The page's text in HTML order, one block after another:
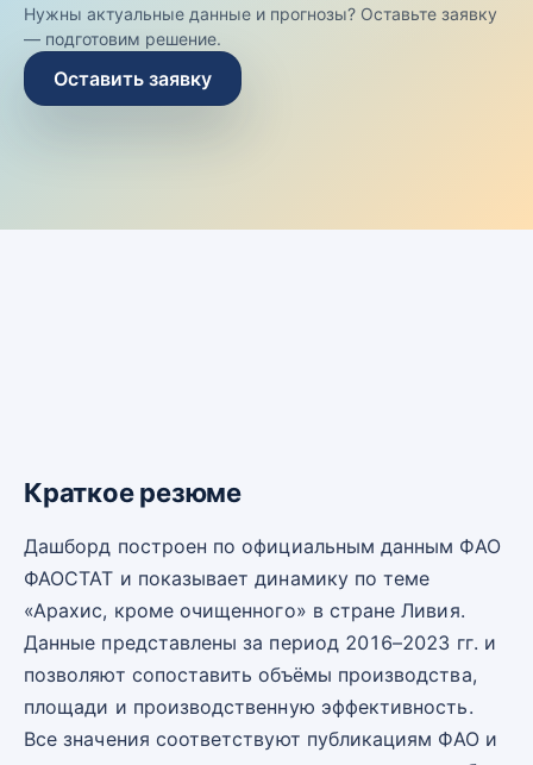
Нужны актуальные данные и прогнозы? Оставьте заявку
— подготовим решение.
Оставить заявку
Краткое резюме
Дашборд построен по официальным данным ФАО
ФАОСТАТ и показывает динамику по теме
«Арахис, кроме очищенного» в стране Ливия.
Данные представлены за период 2016–2023 гг. и
позволяют сопоставить объёмы производства,
площади и производственную эффективность.
Все значения соответствуют публикациям ФАО и